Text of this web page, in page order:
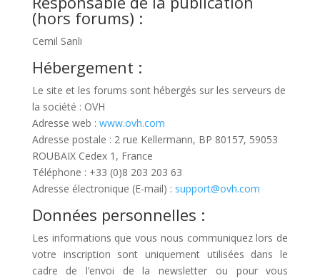
(hors forums) :
Cemil Sanli
Hébergement :
Le site et les forums sont hébergés sur les serveurs de
la société : OVH
Adresse web : www.ovh.com
Adresse postale : 2 rue Kellermann, BP 80157, 59053
ROUBAIX Cedex 1, France
Téléphone : +33 (0)8 203 203 63
Adresse électronique (E-mail) : support@ovh.com
Données personnelles :
Les informations que vous nous communiquez lors de
votre inscription sont uniquement utilisées dans le
cadre de l’envoi de la newsletter ou pour vous